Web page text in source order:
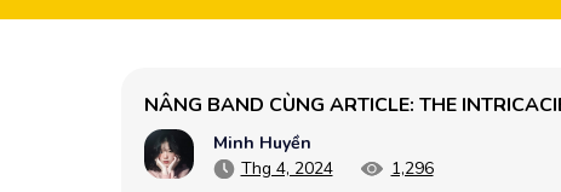
NÂNG BAND CÙNG ARTICLE: THE
Minh Huyền
Thg 4, 2024
1,296